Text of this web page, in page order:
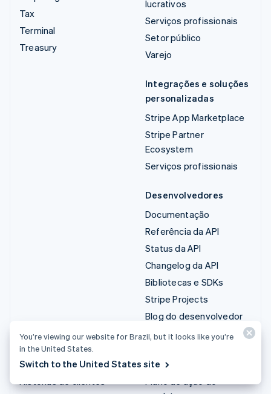
Tax
Terminal
Treasury
lucrativos
Serviços profissionais
Setor público
Varejo
Integrações e soluções
personalizadas
Stripe App Marketplace
Stripe Partner
Ecosystem
Serviços profissionais
Desenvolvedores
Documentação
Referência da API
Status da API
Changelog da API
Bibliotecas e SDKs
Stripe Projects
Blog do desenvolvedor
Recursos
Guias
Empresa
Institucional
You’re viewing our website for Brazil, but it looks like you’re
in the United States.
Switch to the United States site